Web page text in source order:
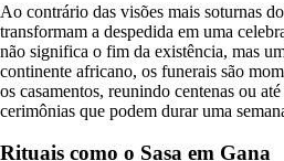
Ao contrário das visões mais soturnas
transformam a despedida em uma
não significa o fim da existência, mas
continente africano, os funerais são
os casamentos, reunindo centenas ou
cerimônias que podem durar uma
Rituais como o Sasa em Gana